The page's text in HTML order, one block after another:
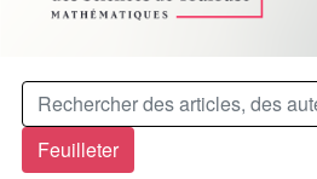
Feuilleter